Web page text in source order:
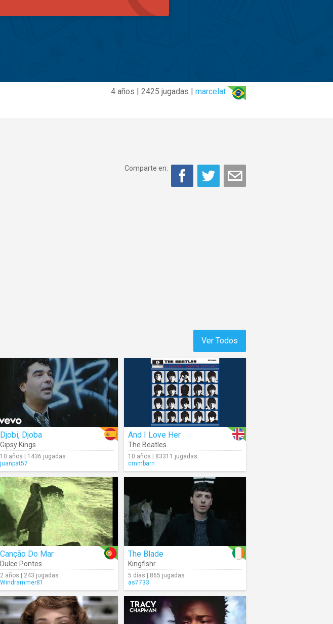
4 años | 2425 jugadas | marcelat
Comparte en:
Ver Todos
Djobi, Djoba
Gipsy Kings
10 años | 1436 jugadas
juanpat57
And I Love Her
The Beatles
10 años | 83311 jugadas
cmmbarn
Canção Do Mar
Dulce Pontes
2 años | 243 jugadas
Windrammer81
The Blade
Kingfishr
5 días | 865 jugadas
as7733